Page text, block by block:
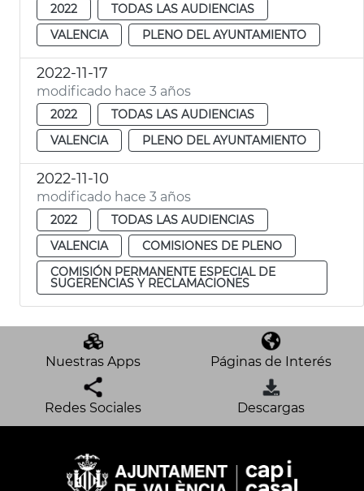
2022
TODAS LAS AUDIENCIAS
VALENCIA
PLENO DEL AYUNTAMIENTO
2022-11-17
modificado hace 3 años
2022
TODAS LAS AUDIENCIAS
VALENCIA
PLENO DEL AYUNTAMIENTO
2022-11-10
modificado hace 3 años
2022
TODAS LAS AUDIENCIAS
VALENCIA
COMISIONES DE PLENO
COMISIÓN PERMANENTE ESPECIAL DE
SUGERENCIAS Y RECLAMACIONES
Nuestras Apps Páginas de Interés
Redes Sociales Descargas